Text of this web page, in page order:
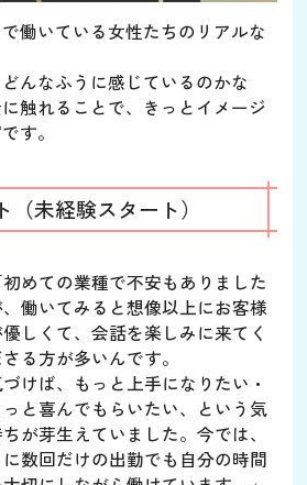
働いている女性たちのリアルな
んなふうに感じているのかな
触れることで、きっとイメージ
す。
未経験スタート）
初めての業種で不安もありました
働いてみると想像以上にお客様
しくて、会話を楽しみに来てく
る方が多いんです。
けば、もっと上手になりたい・
っと喜んでもらいたい、という気
が芽生えていました。今では、
数回だけの出勤でも自分の時間